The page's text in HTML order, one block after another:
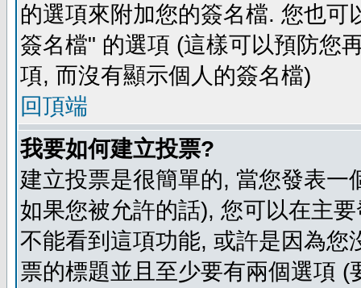
的選項來附加您的簽名檔. 您也
簽名檔" 的選項 (這樣可以預防您
項, 而沒有顯示個人的簽名檔)
回頂端
我要如何建立投票?
建立投票是很簡單的, 當您發表
如果您被允許的話), 您可以在主
不能看到這項功能, 或許是因為
票的標題並且至少要有兩個選項